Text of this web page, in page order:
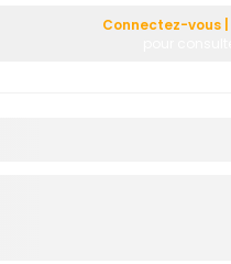
Connectez-vous